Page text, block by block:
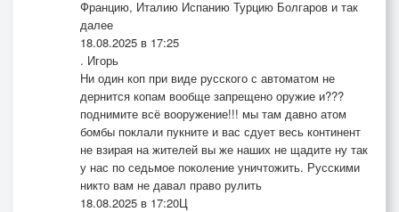
Францию, Италию Испанию Турцию Болгаров и так
далее
18.08.2025 в 17:25
. Игорь
Ни один коп при виде русского с автоматом не
дернится копам вообще запрещено оружие и???
поднимите всё вооружение!!! мы там давно атом
бомбы поклали пукните и вас сдует весь континент
не взирая на жителей вы же наших не щадите ну так
у нас по седьмое поколение уничтожить. Русскими
никто вам не давал право рулить
18.08.2025 в 17:20Ц